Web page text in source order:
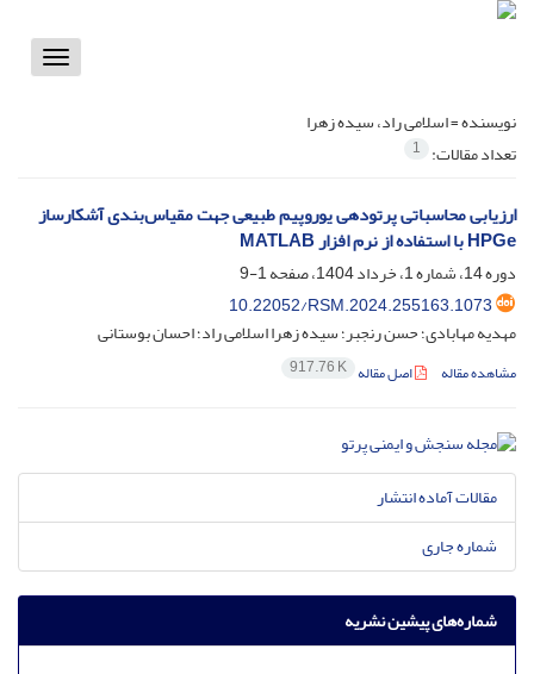
Toggle
نویسنده =اسلامی راد، سیده زهرا
تعداد مقالات: 1
ارزیابی محاسباتی پرتودهی یوروپیم طبیعی جهت مقیاس‌بندی آشکارساز
HPGe با استفاده از نرم افزار MATLAB
دوره 14، شماره 1، خرداد 1404، صفحه
1-9
10.22052/RSM.2024.255163.1073
مهدیه مهابادی؛ حسن رنجبر؛ سیده زهرا اسلامی راد؛ احسان بوستانی
مشاهده مقاله اصل مقاله 917.76 K
مقالات آماده انتشار
شماره جاری
شماره‌های پیشین نشریه